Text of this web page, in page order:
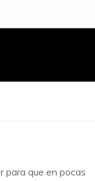
para que en pocas